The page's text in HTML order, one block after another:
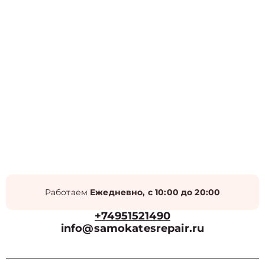
Работаем Ежедневно, с 10:00 до 20:00
+74951521490
info@samokatesrepair.ru